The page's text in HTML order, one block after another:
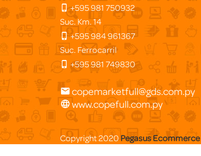
+595 981 750932
Suc. Km. 14
+595 984 961367
Suc. Ferrocarril
+595 981 749830
copemarketfull@gds.com.py
www.copefull.com.py
Copyright 2020Pegasus Ecommerce